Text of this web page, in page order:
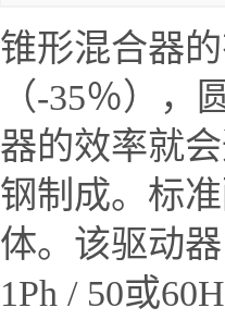
锥形混合器
（-35％）
器的效率就
钢制成。标
体。该驱动
1Ph / 50或